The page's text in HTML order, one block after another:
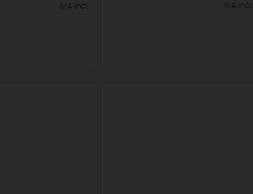
IVA incl. IVA incl.